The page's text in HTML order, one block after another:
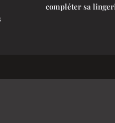
compléter sa